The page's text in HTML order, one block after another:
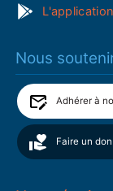
Nous
Adhérer à
Faire un